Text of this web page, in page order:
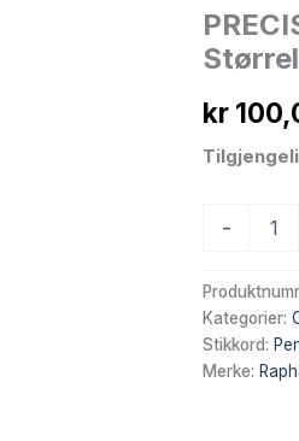
kr
-
rund
-
6
Kategorier:
Stikkord:
Merke: